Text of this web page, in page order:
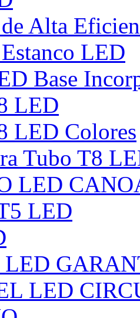
Alta
LED
Base
LED
LED Colores
Tubo T8
LED
LED
LED
LED